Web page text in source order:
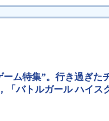
ム特集”。行き過ぎ
バトルガール ハイス